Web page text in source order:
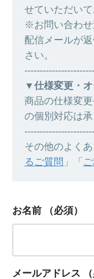
せていただいて
※お問い合わせ
配信メールが
さい。
▼仕様変更・
商品の仕様変
の個別対応は
その他のよく
るご質問 」「
お名前 （必須）
メールアドレス